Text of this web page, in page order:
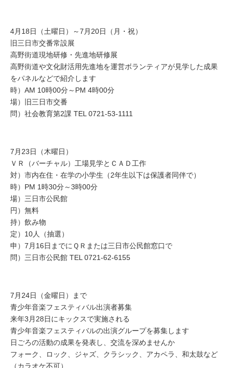
4月18日（土曜日）～7月20日（月・祝）
旧三日市交番常設展
高野街道現地研修・先進地研修展
高野街道や文化財活用先進地を運営ボランティアが見学した成果
をパネルなどで紹介します
時）AM 10時00分～PM 4時00分
場）旧三日市交番
問）社会教育第2課 TEL 0721-53-1111
7月23日（木曜日）
ＶＲ（バーチャル）工場見学とＣＡＤ工作
対）市内在住・在学の小学生（2年生以下は保護者同伴で）
時）PM 1時30分～3時00分
場）三日市公民館
円）無料
持）飲み物
定）10人（抽選）
申）7月16日までにＱＲまたは三日市公民館窓口で
問）三日市公民館 TEL 0721-62-6155
7月24日（金曜日）まで
青少年音楽フェスティバル出演者募集
来年3月28日にキックスで実施される
青少年音楽フェスティバルの出演グループを募集します
日ごろの活動の成果を発表し、交流を深めませんか
フォーク、ロック、ジャズ、クラシック、アカペラ、和太鼓など
（カラオケ不可）